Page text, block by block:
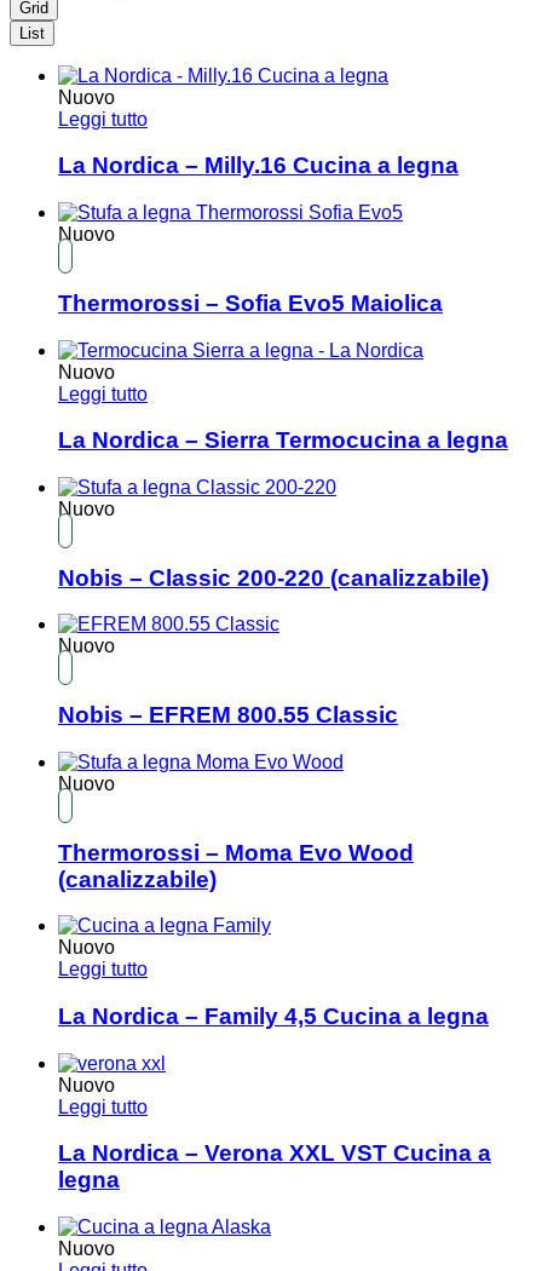
Grid
List
Nuovo
Leggi tutto
La Nordica – Milly.16 Cucina a legna
Nuovo
Thermorossi – Sofia Evo5 Maiolica
Nuovo
Leggi tutto
La Nordica – Sierra Termocucina a legna
Nuovo
Nobis – Classic 200-220 (canalizzabile)
Nuovo
Nobis – EFREM 800.55 Classic
Nuovo
Thermorossi – Moma Evo Wood
(canalizzabile)
Nuovo
Leggi tutto
La Nordica – Family 4,5 Cucina a legna
Nuovo
Leggi tutto
La Nordica – Verona XXL VST Cucina a
legna
Nuovo